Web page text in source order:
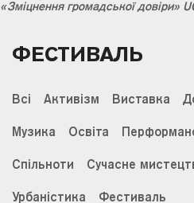
«Зміцнення громадської довіри»
ФЕСТИВАЛЬ
Всі Активізм Виставка
Музика Освіта
Спільноти Сучасне
Урбаністика Фестиваль